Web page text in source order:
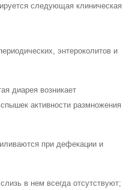
следующая клиническая
энтероколитов и
диарея возникает
активности размножения
при дефекации и
в нем всегда отсутствуют;